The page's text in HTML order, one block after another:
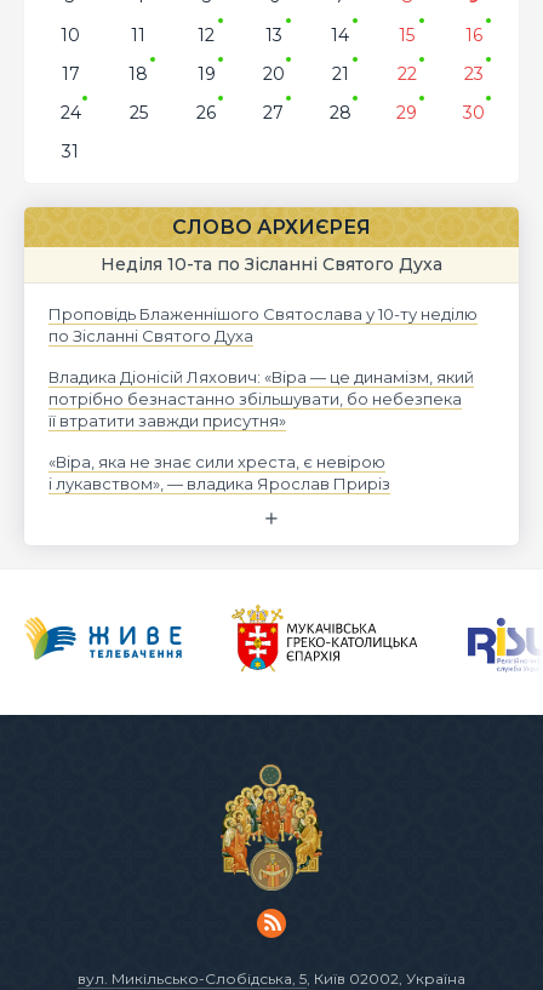
10
11 12 13 14 15
16
17
18 19 20 21 22
23
24
25 26 27 28 29
30
31
СЛОВО АРХИЄРЕЯ
Неділя 10-та по Зісланні Святого Духа
Проповідь Блаженнішого Святослава у 10-ту неділю
по Зісланні Святого Духа
Владика Діонісій Ляхович: «Віра — це динамізм, який
потрібно безнастанно збільшувати, бо небезпека
її втратити завжди присутня»
«Віра, яка не знає сили хреста, є невірою
і лукавством», — владика Ярослав Приріз
вул. Микільсько-Слобідська, 5, Київ 02002, Україна